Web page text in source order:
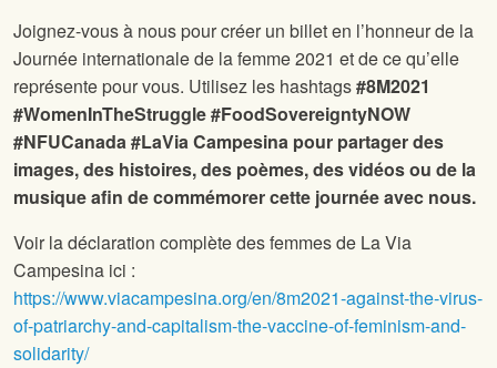
Joignez-vous à nous pour créer un billet en l’honneur de la
Journée internationale de la femme 2021 et de ce qu’elle
représente pour vous. Utilisez les hashtags#8M2021
#WomenInTheStruggle #FoodSovereigntyNOW
#NFUCanada #LaVia Campesina pour partager des
images, des histoires, des poèmes, des vidéos ou de la
musique afin de commémorer cette journée avec nous.
Voir la déclaration complète des femmes de La Via
Campesina ici :
https://www.viacampesina.org/en/8m2021-against-the-virus-
of-patriarchy-and-capitalism-the-vaccine-of-feminism-and-
solidarity/